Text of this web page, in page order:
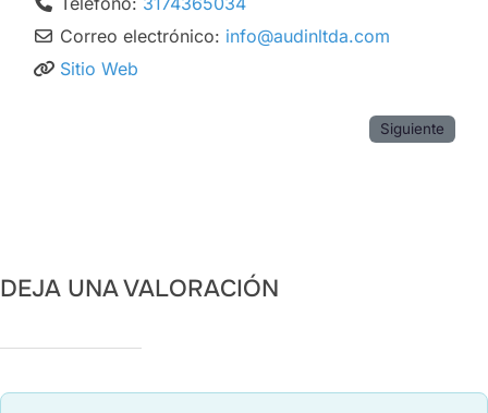
Correo electrónico: info@audinltda.com
Sitio Web
Siguiente
DEJA UNA VALORACIÓN